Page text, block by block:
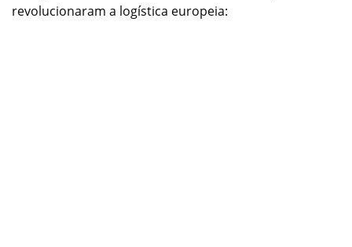
revolucionaram a logística europeia: